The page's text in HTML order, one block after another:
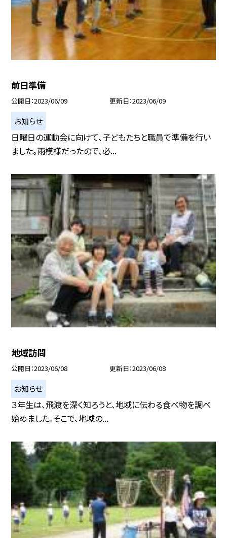
前日準備
公開日 2023/06/09 更新日 2023/06/09
お知らせ
日曜日の運動会に向けて、子どもたちと職員で準備を行い
ました。雨模様だったので、必...
地域訪問
公開日 2023/06/08 更新日 2023/06/08
お知らせ
３年生は、飛渡を深く知ろうと、地域に伝わる食べ物を調べ
始めました。そこで、地域の...